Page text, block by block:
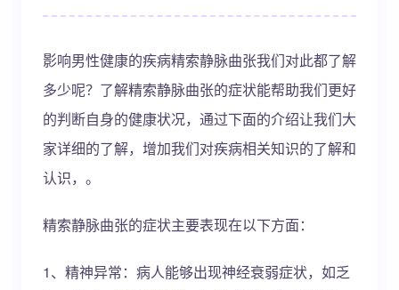
影响男性健康的疾病精索静脉曲张我们对此都了解
多少呢？了解精索静脉曲张的症状能帮助我们更好
的判断自身的健康状况，通过下面的介绍让我们大
家详细的了解，增加我们对疾病相关知识的了解和
认识，。
精索静脉曲张的症状主要表现在以下方面：
1、精神异常：病人能够出现神经衰弱症状，如乏